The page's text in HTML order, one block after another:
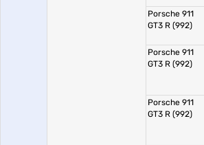
Porsche 911
GT3 R (992)
Porsche 911
GT3 R (992)
Porsche 911
GT3 R (992)